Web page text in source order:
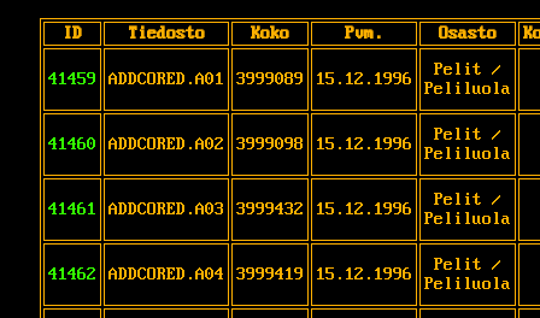
ID Tiedosto Koko Pvm. Osasto
41459 ADDCORED.A01 3999089 15.12.1996
Pelit /
Peliluola
41460 ADDCORED.A02 3999098 15.12.1996
Pelit /
Peliluola
41461 ADDCORED.A03 3999432 15.12.1996
Pelit /
Peliluola
41462 ADDCORED.A04 3999419 15.12.1996
Pelit /
Peliluola